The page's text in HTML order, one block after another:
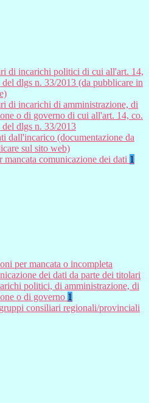
di incarichi politici di cui all'art. 14,
del dlgs n. 33/2013 (da pubblicare in
di incarichi di amministrazione, di
o di governo di cui all'art. 14, co.
del dlgs n. 33/2013
dall'incarico (documentazione da
sul sito web)
mancata comunicazione dei dati 1
per mancata o incompleta
dei dati da parte dei titolari
politici, di amministrazione, di
o di governo 1
consiliari regionali/provinciali